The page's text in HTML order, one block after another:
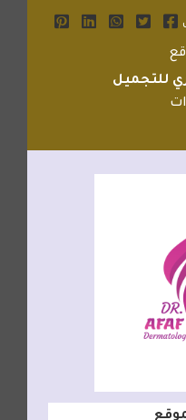
للتجميل